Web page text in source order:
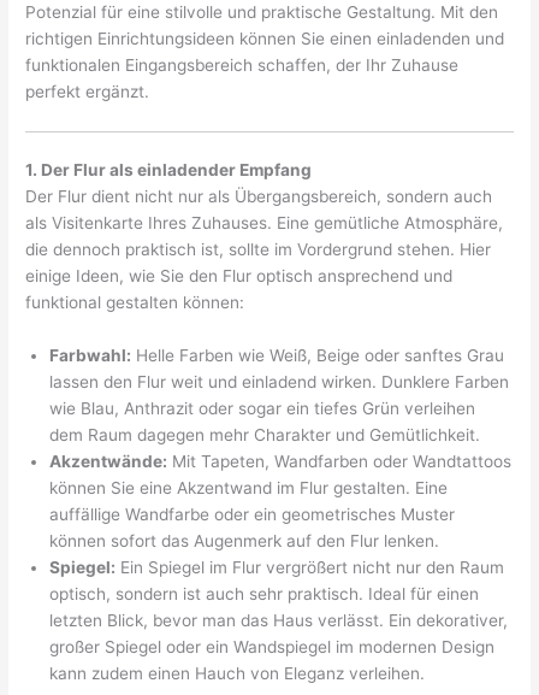
Potenzial für eine stilvolle und praktische Gestaltung. Mit den
richtigen Einrichtungsideen können Sie einen einladenden und
funktionalen Eingangsbereich schaffen, der Ihr Zuhause
perfekt ergänzt.
1. Der Flur als einladender Empfang
Der Flur dient nicht nur als Übergangsbereich, sondern auch
als Visitenkarte Ihres Zuhauses. Eine gemütliche Atmosphäre,
die dennoch praktisch ist, sollte im Vordergrund stehen. Hier
einige Ideen, wie Sie den Flur optisch ansprechend und
funktional gestalten können:
Farbwahl: Helle Farben wie Weiß, Beige oder sanftes Grau
lassen den Flur weit und einladend wirken. Dunklere Farben
wie Blau, Anthrazit oder sogar ein tiefes Grün verleihen
dem Raum dagegen mehr Charakter und Gemütlichkeit.
Akzentwände: Mit Tapeten, Wandfarben oder Wandtattoos
können Sie eine Akzentwand im Flur gestalten. Eine
auffällige Wandfarbe oder ein geometrisches Muster
können sofort das Augenmerk auf den Flur lenken.
Spiegel: Ein Spiegel im Flur vergrößert nicht nur den Raum
optisch, sondern ist auch sehr praktisch. Ideal für einen
letzten Blick, bevor man das Haus verlässt. Ein dekorativer,
großer Spiegel oder ein Wandspiegel im modernen Design
kann zudem einen Hauch von Eleganz verleihen.